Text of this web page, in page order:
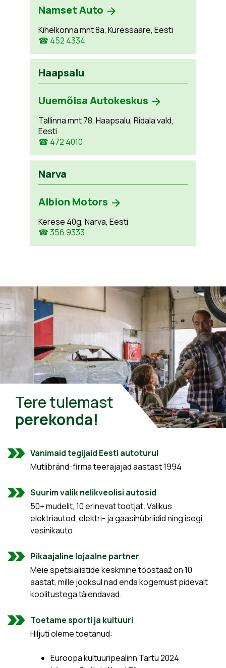
Namset Auto
Kihelkonna mnt 8a, Kuressaare, Eesti
☎ 452 4334
Haapsalu
Uuemõisa Autokeskus
Tallinna mnt 78, Haapsalu, Ridala vald,
Eesti
☎ 472 4010
Narva
Albion Motors
Kerese 40g, Narva, Eesti
☎ 356 9333
Tere tulemast
perekonda!
Vanimaid tegijaid Eesti autoturul
Mutlibränd-firma teerajajad aastast 1994
Suurim valik nelikveolisi autosid
50+ mudelit, 10 erinevat tootjat. Valikus
elektriautod, elektri- ja gaasihübriidid ning isegi
vesinikauto.
Pikaajaline lojaalne partner
Meie spetsialistide keskmine tööstaaž on 10
aastat, mille jooksul nad enda kogemust pidevalt
koolitustega täiendavad.
Toetame sporti ja kultuuri
Hiljuti oleme toetanud:
Euroopa kultuuripealinn Tartu 2024